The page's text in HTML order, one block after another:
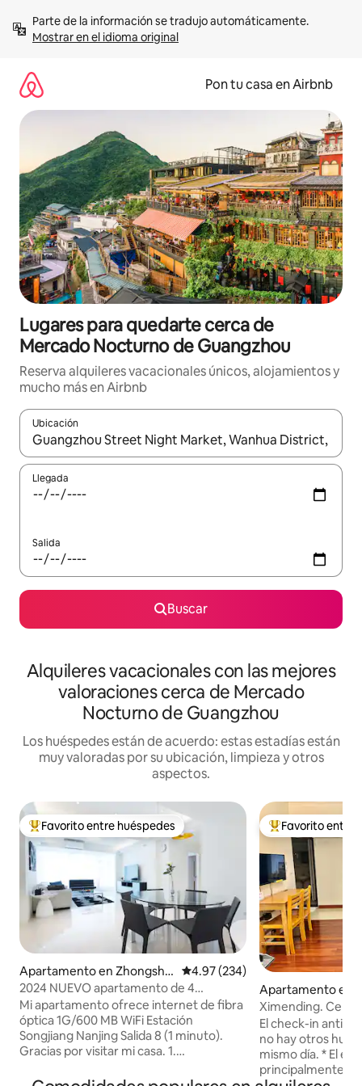
contenidoMostrar en el idioma original
Pon tu casa en Airbnb
Lugares para quedarte cerca de
Mercado Nocturno de Guangzhou
Reserva alquileres vacacionales únicos, alojamientos y
mucho más en Airbnb
Ubicación
Cuando los resultados estén disponibles, navega con las
Llegada
Salida
Buscar
Alquileres vacacionales con las mejores
valoraciones cerca de Mercado
Nocturno de Guangzhou
Los huéspedes están de acuerdo: estas estadías están
muy valoradas por su ubicación, limpieza y otros
aspectos.
Favorito entre huéspedes preferido
Favorito entre huéspedes
Apartamento en Zhongsha
n District
Calificación promedio: 4.97 de
4.97 (234)
2024 NUEVO apartamento de 4
habitaciones en el centro de Taipéi a 1
minuto del metro 松江南京双鉄宅
Mi apartamento ofrece internet de fibra
óptica 1G/600 MB WiFi Estación
Songjiang Nanjing Salida 8 (1 minuto).
Gracias por visitar mi casa. 1.
apartamento en toda la planta, que
Favorito entre
Favorito entre
Apartamento en
strict
Ximending.
Muchas
El check-in
no hay otros
mismo día. * El equipo interno es
principalmente